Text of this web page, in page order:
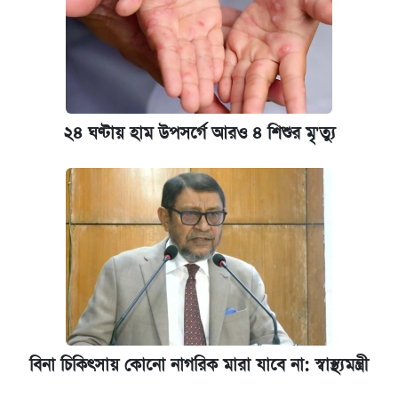
২৪ ঘণ্টায় হাম উপসর্গে আরও ৪ শিশুর মৃ'ত্যু
বিনা চিকিৎসায় কোনো নাগরিক মারা যাবে না: স্বাস্থ্যমন্ত্রী